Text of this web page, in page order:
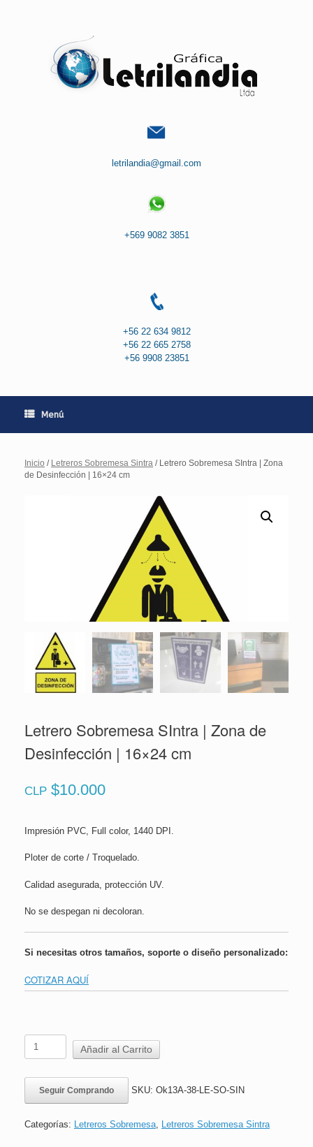
letrilandia@gmail.com
+569 9082 3851
+56 22 634 9812
+56 22 665 2758
+56 9908 23851
Menú
Inicio / Letreros Sobremesa Sintra / Letrero Sobremesa SIntra | Zona
de Desinfección | 16×24 cm
Letrero Sobremesa SIntra | Zona de
Desinfección | 16×24 cm
CLP $10.000
Impresión PVC, Full color, 1440 DPI.
Ploter de corte / Troquelado.
Calidad asegurada, protección UV.
No se despegan ni decoloran.
Si necesitas otros tamaños, soporte o diseño personalizado:
COTIZAR AQUÍ
Letrero
Sobremesa
|
Zona
de
Desinfección
Añadir al Carrito
Seguir Comprando SKU: Ok13A-38-LE-SO-SIN
Categorías: Letreros Sobremesa, Letreros Sobremesa Sintra